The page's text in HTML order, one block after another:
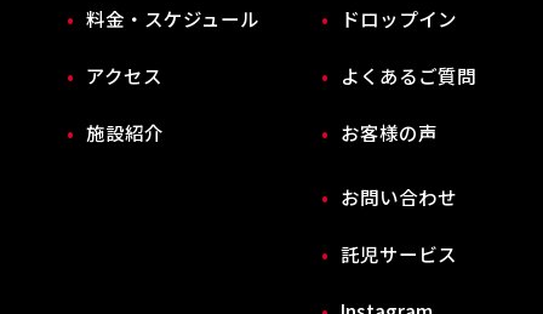
料金・スケジュール
アクセス
施設紹介
ドロップイン
よくあるご質問
お客様の声
お問い合わせ
託児サービス